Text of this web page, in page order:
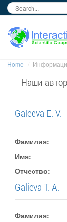
Home
Наши
Galeeva E. V.
Фамилия:
Имя:
Отчество:
Galieva T. A.
Фамилия: